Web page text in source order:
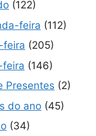
(122)
feira (112)
feira (205)
feira (146)
Presentes (2)
do ano (45)
(34)